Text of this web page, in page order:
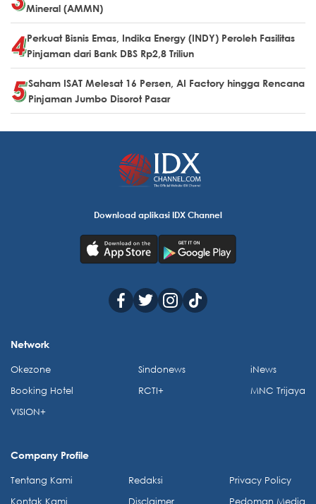
Mineral (AMMN)
Perkuat Bisnis Emas, Indika Energy (INDY) Peroleh Fasilitas
Pinjaman dari Bank DBS Rp2,8 Triliun
Saham ISAT Melesat 16 Persen, AI Factory hingga Rencana
Pinjaman Jumbo Disorot Pasar
Download aplikasi IDX Channel
Network
Okezone
Booking Hotel
VISION+
Sindonews
RCTI+
iNews
MNC Trijaya
Company Profile
Tentang Kami
Redaksi
Privacy Policy